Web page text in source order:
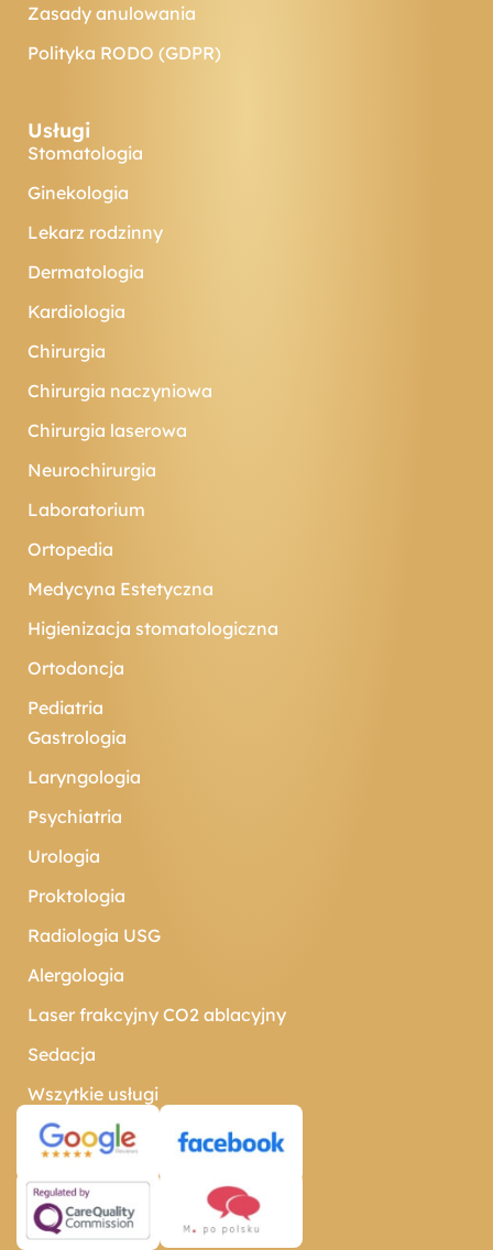
Zasady anulowania
Polityka RODO (GDPR)
Usługi
Stomatologia
Ginekologia
Lekarz rodzinny
Dermatologia
Kardiologia
Chirurgia
Chirurgia naczyniowa
Chirurgia laserowa
Neurochirurgia
Laboratorium
Ortopedia
Medycyna Estetyczna
Higienizacja stomatologiczna
Ortodoncja
Pediatria
Gastrologia
Laryngologia
Psychiatria
Urologia
Proktologia
Radiologia USG
Alergologia
Laser frakcyjny CO2 ablacyjny
Sedacja
Wszytkie usługi